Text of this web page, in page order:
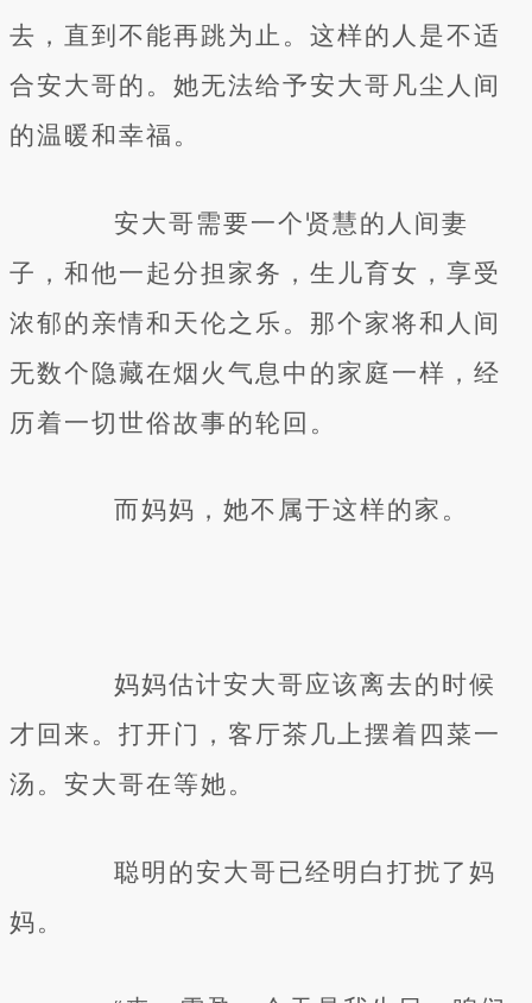
去，直到不能再跳为止。这样的人是不适
合安大哥的。她无法给予安大哥凡尘人间
的温暖和幸福。
安大哥需要一个贤慧的人间妻
子，和他一起分担家务，生儿育女，享受
浓郁的亲情和天伦之乐。那个家将和人间
无数个隐藏在烟火气息中的家庭一样，经
历着一切世俗故事的轮回。
而妈妈，她不属于这样的家。
妈妈估计安大哥应该离去的时候
才回来。打开门，客厅茶几上摆着四菜一
汤。安大哥在等她。
聪明的安大哥已经明白打扰了妈
妈。